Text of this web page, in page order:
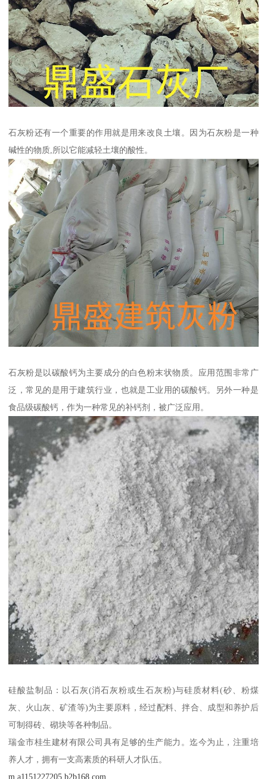
石灰粉还有一个重要的作用就是用来改良土壤。因为石灰粉是一种
碱性的物质,所以它能减轻土壤的酸性。
石灰粉是以碳酸钙为主要成分的白色粉末状物质。应用范围非常广
泛，常见的是用于建筑行业，也就是工业用的碳酸钙。另外一种是
食品级碳酸钙，作为一种常见的补钙剂，被广泛应用。
硅酸盐制品：以石灰(消石灰粉或生石灰粉)与硅质材料(砂、粉煤
灰、火山灰、矿渣等)为主要原料，经过配料、拌合、成型和养护后
可制得砖、砌块等各种制品。
瑞金市桂生建材有限公司具有足够的生产能力。迄今为止，注重培
养人才，拥有一支高素质的科研人才队伍。
m.a1151227205.b2b168.com